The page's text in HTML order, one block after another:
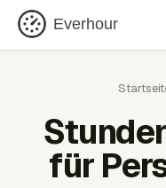
Everhour
für